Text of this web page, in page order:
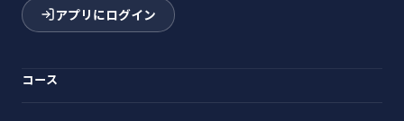
アプリにログイン
コース